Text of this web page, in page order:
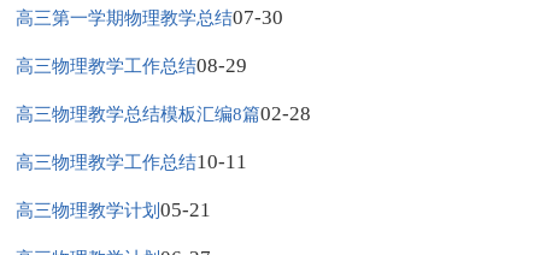
高三第一学期物理教学总结07-30
高三物理教学工作总结08-29
高三物理教学总结模板汇编8篇02-28
高三物理教学工作总结10-11
高三物理教学计划05-21